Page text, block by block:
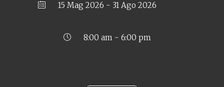
15 Mag 2026 - 31 Ago 2026
8:00 am - 6:00 pm